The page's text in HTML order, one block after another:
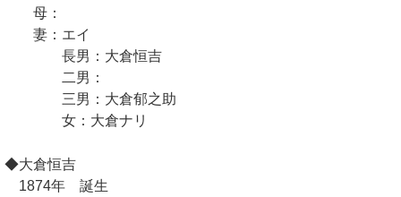
母：
妻：エイ
長男：大倉恒吉
二男：
三男：大倉郁之助
女：大倉ナリ
◆大倉恒吉
1874年 誕生